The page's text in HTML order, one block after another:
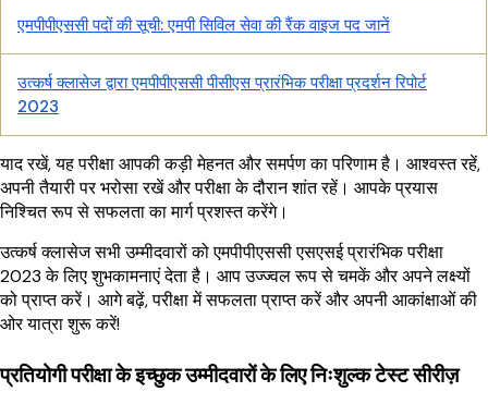
एमपीपीएससी पदों की सूची: एमपी सिविल सेवा की रैंक वाइज पद जानें
उत्कर्ष क्लासेज द्वारा एमपीपीएससी पीसीएस प्रारंभिक परीक्षा प्रदर्शन रिपोर्ट
2023
याद रखें, यह परीक्षा आपकी कड़ी मेहनत और समर्पण का परिणाम है। आश्वस्त रहें,
अपनी तैयारी पर भरोसा रखें और परीक्षा के दौरान शांत रहें। आपके प्रयास
निश्चित रूप से सफलता का मार्ग प्रशस्त करेंगे।
उत्कर्ष क्लासेज सभी उम्मीदवारों को एमपीपीएससी एसएसई प्रारंभिक परीक्षा
2023 के लिए शुभकामनाएं देता है। आप उज्ज्वल रूप से चमकें और अपने लक्ष्यों
को प्राप्त करें। आगे बढ़ें, परीक्षा में सफलता प्राप्त करें और अपनी आकांक्षाओं की
ओर यात्रा शुरू करें!
प्रतियोगी परीक्षा के इच्छुक उम्मीदवारों के लिए निःशुल्क टेस्ट सीरीज़